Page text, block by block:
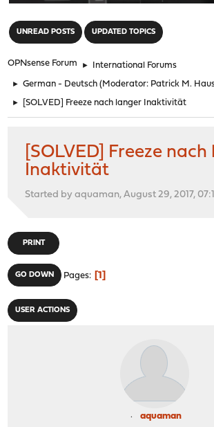
UNREAD POSTS UPDATED TOPICS
OPNsense Forum ► International Forums
► German - Deutsch (Moderator: Patrick M.
► [SOLVED] Freeze nach langer Inaktivität
[SOLVED] Freeze
Inaktivität
Started by aquaman, August 29, 2017,
PRINT
GO DOWN Pages 1
USER ACTIONS
aquaman